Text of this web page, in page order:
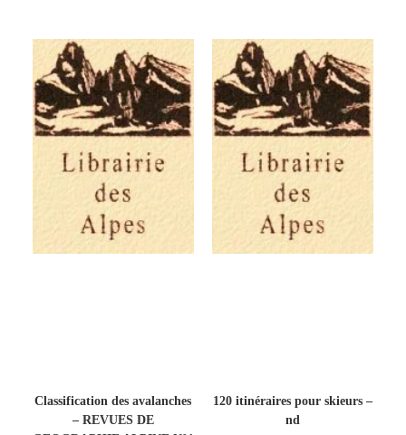
Classification des avalanches
– REVUES DE
120 itinéraires pour skieurs –
nd